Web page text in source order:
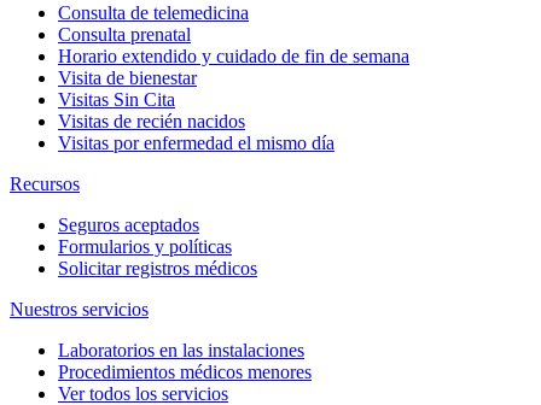
Consulta de telemedicina
Consulta prenatal
Horario extendido y cuidado de fin de semana
Visita de bienestar
Visitas Sin Cita
Visitas de recién nacidos
Visitas por enfermedad el mismo día
Recursos
Seguros aceptados
Formularios y políticas
Solicitar registros médicos
Nuestros servicios
Laboratorios en las instalaciones
Procedimientos médicos menores
Ver todos los servicios